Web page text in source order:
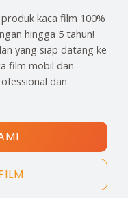
kaca film 100%
hingga 5 tahun!
yang siap datang ke
film mobil dan
dan